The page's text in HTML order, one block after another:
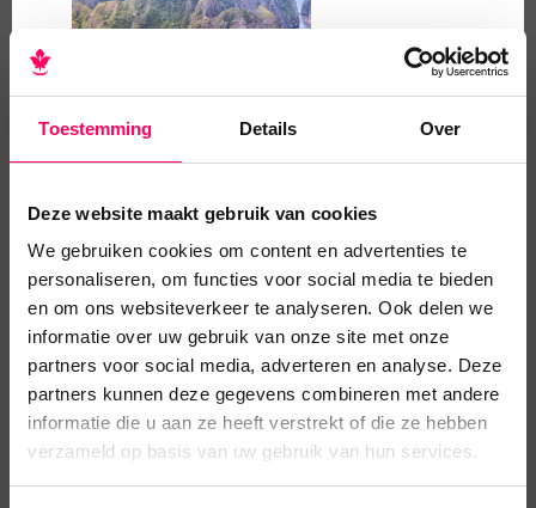
Toestemming Details Over
Deze website maakt gebruik van cookies
We gebruiken cookies om content en advertenties te
personaliseren, om functies voor social media te bieden
en om ons websiteverkeer te analyseren. Ook delen we
informatie over uw gebruik van onze site met onze
partners voor social media, adverteren en analyse. Deze
partners kunnen deze gegevens combineren met andere
informatie die u aan ze heeft verstrekt of die ze hebben
verzameld op basis van uw gebruik van hun services.
Vietnam by Rail
17-daagse rondreis | Hanoi - Lao Cai -
An - Mui Né - Ho Chi Minh City
rondreis waarbij wij de transfers,
treintickets, leuke tours en accommodaties
regelen.
Ontvang onze reisgids
Laat je e-mailadres achter en ontvang
gratis onze reisgids Vietnam.
Naam*